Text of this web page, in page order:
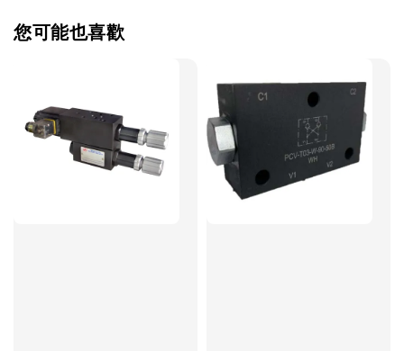
您可能也喜歡